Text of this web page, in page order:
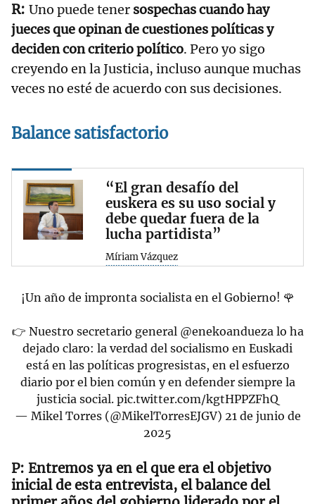
Uno puede tener sospechas cuando hay
jueces que opinan de cuestiones políticas y
deciden con criterio político. Pero yo sigo
creyendo en la Justicia, incluso aunque muchas
veces no esté de acuerdo con sus decisiones.
Balance satisfactorio
“El gran desafío del
euskera es su uso social y
debe quedar fuera de la
lucha partidista”
Míriam Vázquez
¡Un año de impronta socialista en el Gobierno! 🌹
👉 Nuestro secretario general @enekoandueza lo ha
dejado claro: la verdad del socialismo en Euskadi
está en las políticas progresistas, en el esfuerzo
diario por el bien común y en defender siempre la
justicia social. pic.twitter.com/kgtHPPZFhQ
— Mikel Torres (@MikelTorresEJGV) 21 de junio de
2025
Entremos ya en el que era el objetivo
inicial de esta entrevista, el balance del